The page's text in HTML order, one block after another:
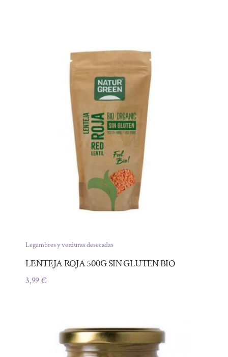
Legumbres y verduras desecadas
LENTEJA ROJA 500G SIN GLUTEN BIO
3,99€